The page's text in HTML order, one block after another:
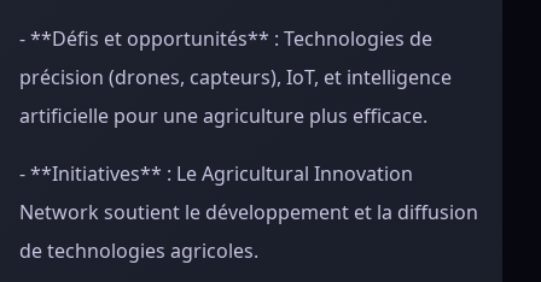
- **Défis et opportunités** : Technologies de
précision (drones, capteurs), IoT, et intelligence
artificielle pour une agriculture plus efficace.
- **Initiatives** : Le Agricultural Innovation
Network soutient le développement et la diffusion
de technologies agricoles.